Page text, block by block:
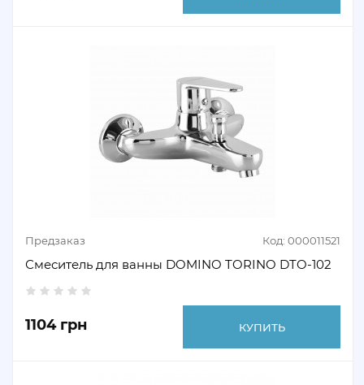
Предзаказ Код: 000011521
Смеситель для ванны DOMINO TORINO DTO-102
1104 грн КУПИТЬ